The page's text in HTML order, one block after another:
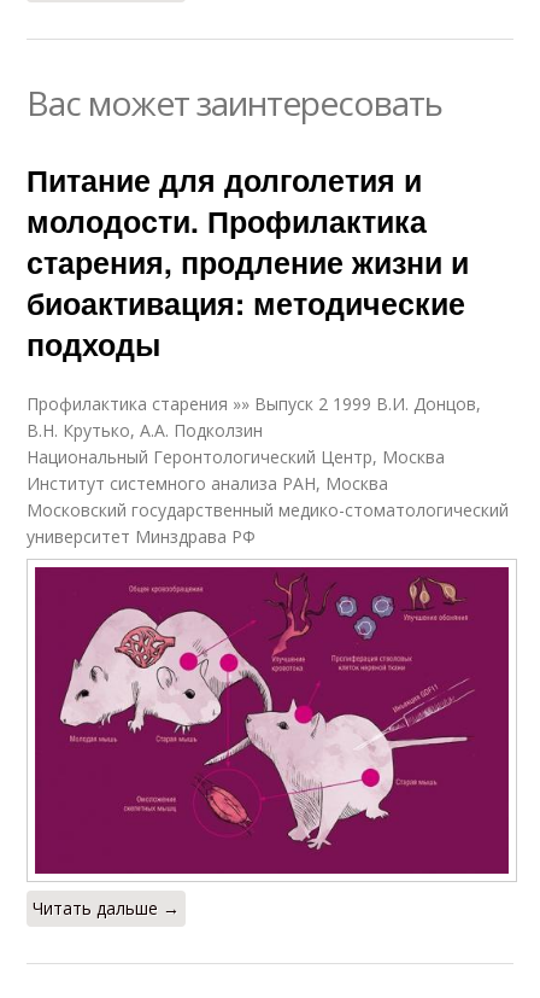
Вас может заинтересовать
Питание для долголетия и
молодости. Профилактика
старения, продление жизни и
биоактивация: методические
подходы
Профилактика старения »» Выпуск 2 1999 В.И. Донцов,
В.Н. Крутько, А.А. Подколзин
Национальный Геронтологический Центр, Москва
Институт системного анализа РАН, Москва
Московский государственный медико-стоматологический
университет Минздрава РФ
Читать дальше →